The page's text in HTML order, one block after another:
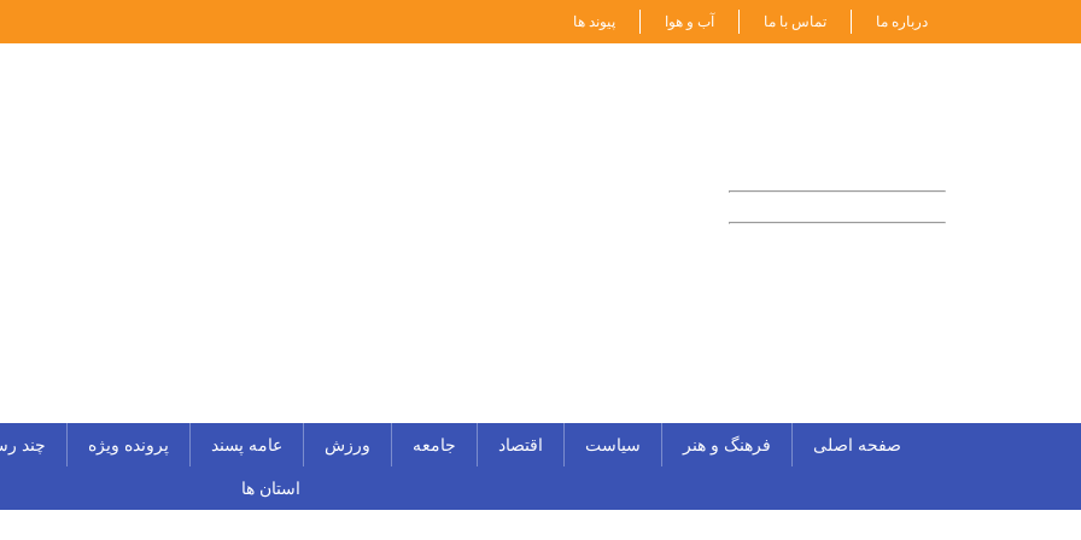
درباره ما تماس با ما آب و هوا پیوند ها
صفحه اصلی فرهنگ و هنر سیاست اقتصاد جامعه ورزش عامه پسند پرونده ویژه چند
استان ها